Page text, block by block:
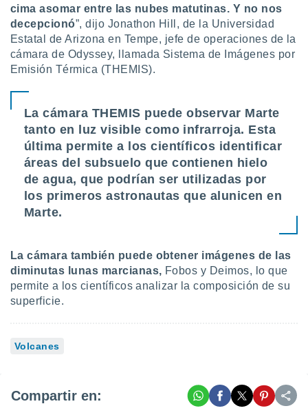
cima asomar entre las nubes matutinas. Y no nos
decepcionó”, dijo Jonathon Hill, de la Universidad
Estatal de Arizona en Tempe, jefe de operaciones de la
cámara de Odyssey, llamada Sistema de Imágenes por
Emisión Térmica (THEMIS).
La cámara THEMIS puede observar Marte
tanto en luz visible como infrarroja. Esta
última permite a los científicos identificar
áreas del subsuelo que contienen hielo
de agua, que podrían ser utilizadas por
los primeros astronautas que alunicen en
Marte.
La cámara también puede obtener imágenes de las
diminutas lunas marcianas, Fobos y Deimos, lo que
permite a los científicos analizar la composición de su
superficie.
Volcanes
Compartir en: